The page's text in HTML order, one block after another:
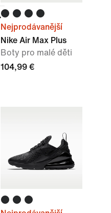
Nejprodávanější
Nike Air Max Plus
Boty pro malé děti
104,99 €